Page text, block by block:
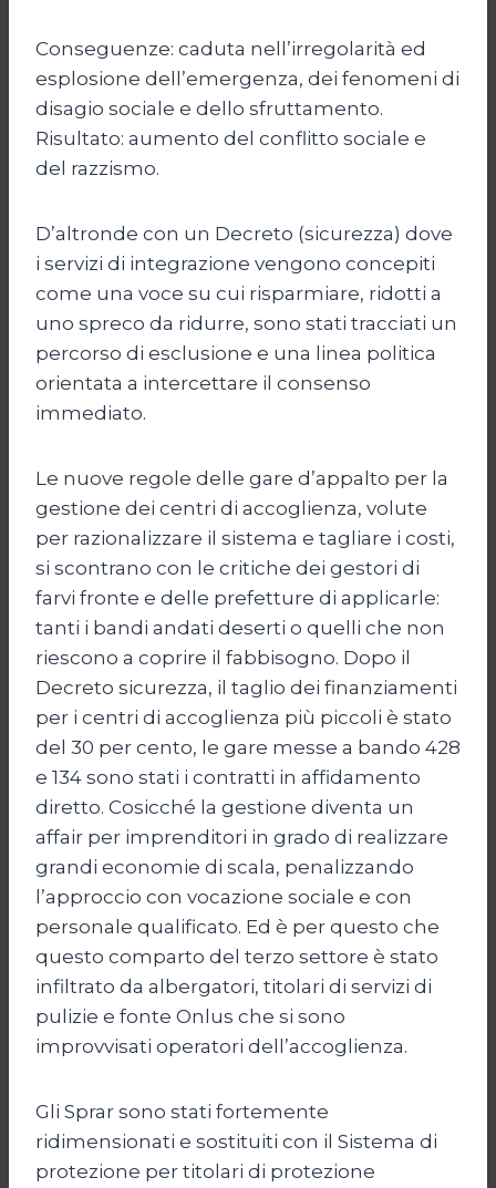
Conseguenze: caduta nell’irregolarità ed
esplosione dell’emergenza, dei fenomeni di
disagio sociale e dello sfruttamento.
Risultato: aumento del conflitto sociale e
del razzismo.
D’altronde con un Decreto (sicurezza) dove
i servizi di integrazione vengono concepiti
come una voce su cui risparmiare, ridotti a
uno spreco da ridurre, sono stati tracciati un
percorso di esclusione e una linea politica
orientata a intercettare il consenso
immediato.
Le nuove regole delle gare d’appalto per la
gestione dei centri di accoglienza, volute
per razionalizzare il sistema e tagliare i costi,
si scontrano con le critiche dei gestori di
farvi fronte e delle prefetture di applicarle:
tanti i bandi andati deserti o quelli che non
riescono a coprire il fabbisogno. Dopo il
Decreto sicurezza, il taglio dei finanziamenti
per i centri di accoglienza più piccoli è stato
del 30 per cento, le gare messe a bando 428
e 134 sono stati i contratti in affidamento
diretto. Cosicché la gestione diventa un
affair per imprenditori in grado di realizzare
grandi economie di scala, penalizzando
l’approccio con vocazione sociale e con
personale qualificato. Ed è per questo che
questo comparto del terzo settore è stato
infiltrato da albergatori, titolari di servizi di
pulizie e fonte Onlus che si sono
improvvisati operatori dell’accoglienza.
Gli Sprar sono stati fortemente
ridimensionati e sostituiti con il Sistema di
protezione per titolari di protezione